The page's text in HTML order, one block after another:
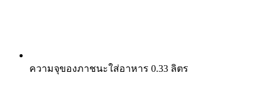
ความจุของภาชนะใส่อาหาร 0.33 ลิตร